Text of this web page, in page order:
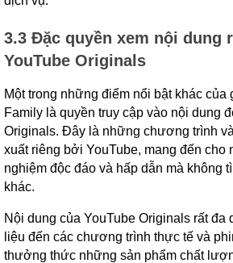
3.3 Đặc quyền xem nội dung
YouTube Originals
Một trong những điểm nổi bật khác của
Family là quyền truy cập vào nội dung
Originals. Đây là những chương trình
xuất riêng bởi YouTube, mang đến
nghiệm độc đáo và hấp dẫn mà không
khác.
Nội dung của YouTube Originals rất đa
liệu đến các chương trình thực tế và
thưởng thức những sản phẩm chất